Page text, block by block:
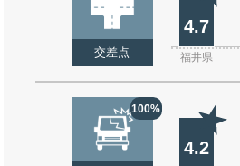
交差点
4.7
福井県
100%
4.2